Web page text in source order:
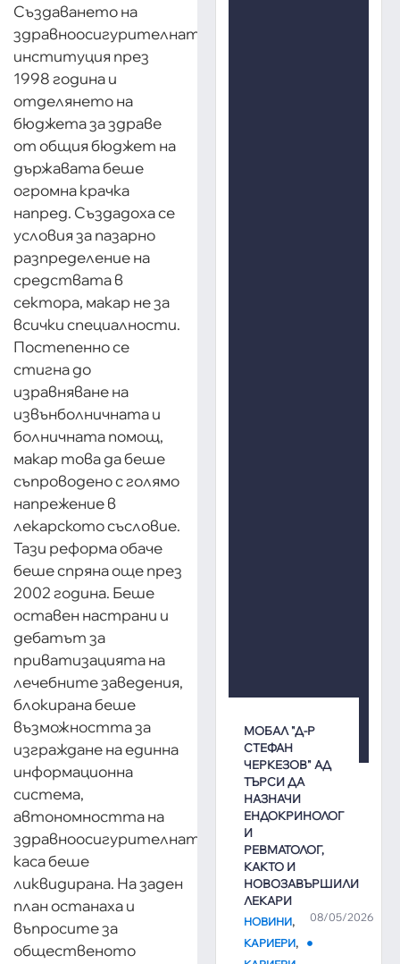
Създаването на
здравноосигурителната
институция през
1998 година и
отделянето на
бюджета за здраве
от общия бюджет на
държавата беше
огромна крачка
напред. Създадоха се
условия за пазарно
разпределение на
средствата в
сектора, макар не за
всички специалности.
Постепенно се
стигна до
изравняване на
извънболничната и
болничната помощ,
макар това да беше
съпроводено с голямо
напрежение в
лекарското съсловие.
Тази реформа обаче
беше спряна още през
2002 година. Беше
оставен настрани и
дебатът за
приватизацията на
лечебните заведения,
блокирана беше
възможността за
изграждане на единна
информационна
система,
автономността на
здравноосигурителната
каса беше
ликвидирана. На заден
план останаха и
въпросите за
общественото
МОБАЛ "Д-Р
СТЕФАН
ЧЕРКЕЗОВ" АД
ТЪРСИ ДА
НАЗНАЧИ
ЕНДОКРИНОЛОГ
И
РЕВМАТОЛОГ,
КАКТО И
НОВОЗАВЪРШИЛИ
ЛЕКАРИ
08/05/2026
НОВИНИ,
КАРИЕРИ,